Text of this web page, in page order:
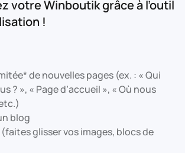
votre Winboutik grâce à l’outil
!
de nouvelles pages (ex. : « Qui
? », « Page d’accueil », « Où nous
blog
glisser vos images, blocs de